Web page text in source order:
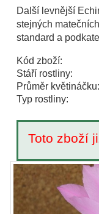
Další levnější
stejných
standard a
Kód zboží:
Stáří rostliny:
Průměr květináčku:
Typ rostliny:
Toto zboží